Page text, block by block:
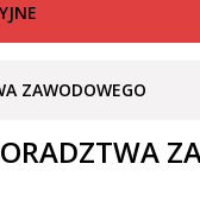
ZAWODOWEGO